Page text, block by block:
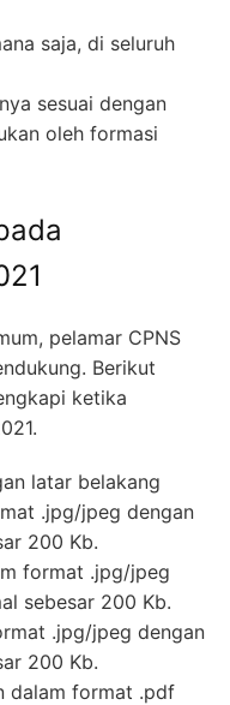
saja, di seluruh
sesuai dengan
oleh formasi
pelamar CPNS
Berikut
ketika
latar belakang
.jpg/jpeg dengan
200 Kb.
format .jpg/jpeg
sebesar 200 Kb.
.jpg/jpeg dengan
200 Kb.
dalam format .pdf